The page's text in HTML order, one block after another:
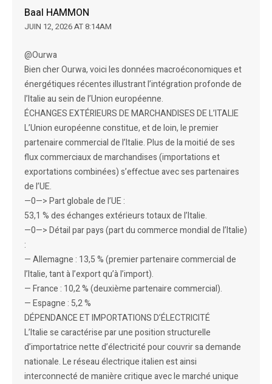
Baal HAMMON
JUIN 12, 2026 AT 8:14AM
@Ourwa
Bien cher Ourwa, voici les données macroéconomiques et
énergétiques récentes illustrant l’intégration profonde de
l’Italie au sein de l’Union européenne.
ÉCHANGES EXTÉRIEURS DE MARCHANDISES DE L’ITALIE
L’Union européenne constitue, et de loin, le premier
partenaire commercial de l’Italie. Plus de la moitié de ses
flux commerciaux de marchandises (importations et
exportations combinées) s’effectue avec ses partenaires
de l’UE.
—0—> Part globale de l’UE :
53,1 % des échanges extérieurs totaux de l’Italie.
—0—> Détail par pays (part du commerce mondial de l’Italie)
:
— Allemagne : 13,5 % (premier partenaire commercial de
l’Italie, tant à l’export qu’à l’import).
— France : 10,2 % (deuxième partenaire commercial).
— Espagne : 5,2 %
DÉPENDANCE ET IMPORTATIONS D’ÉLECTRICITÉ
L’Italie se caractérise par une position structurelle
d’importatrice nette d’électricité pour couvrir sa demande
nationale. Le réseau électrique italien est ainsi
interconnecté de manière critique avec le marché unique